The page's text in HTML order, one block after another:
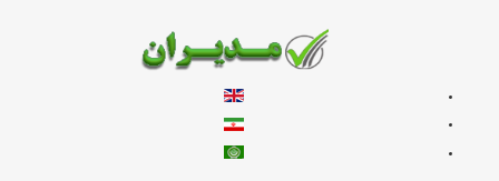
زبان خود را انتخاب کنید